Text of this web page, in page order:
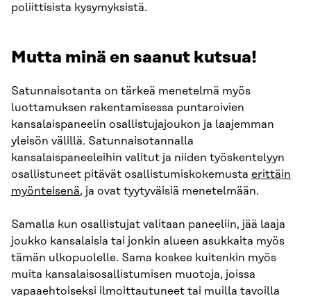
poliittisista kysymyksistä.
Mutta minä en saanut kutsua!
Satunnaisotanta on tärkeä menetelmä myös
luottamuksen rakentamisessa puntaroivien
kansalaispaneelin osallistujajoukon ja laajemman
yleisön välillä. Satunnaisotannalla
kansalaispaneeleihin valitut ja niiden työskentelyyn
osallistuneet pitävät osallistumiskokemusta erittäin
myönteisenä, ja ovat tyytyväisiä menetelmään.
Samalla kun osallistujat valitaan paneeliin, jää laaja
joukko kansalaisia tai jonkin alueen asukkaita myös
tämän ulkopuolelle. Sama koskee kuitenkin myös
muita kansalaisosallistumisen muotoja, joissa
vapaaehtoiseksi ilmoittautuneet tai muilla tavoilla